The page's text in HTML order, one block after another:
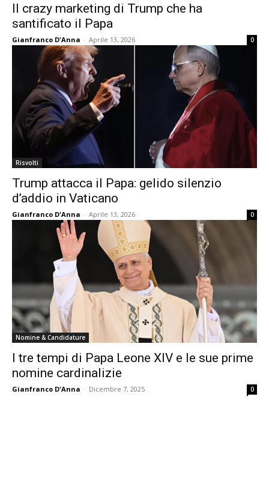
Il crazy marketing di Trump che ha
santificato il Papa
Gianfranco D'Anna - Aprile 13, 2026 0
Risvolti
Trump attacca il Papa: gelido silenzio
d’addio in Vaticano
Gianfranco D'Anna - Aprile 13, 2026 0
Nomine & Candidature
I tre tempi di Papa Leone XIV e le sue prime
nomine cardinalizie
Gianfranco D'Anna - Dicembre 7, 2025 0